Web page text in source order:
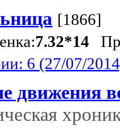
[1866]
7.32*14
6 (27/07/
движения